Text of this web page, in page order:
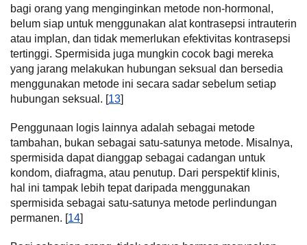
bagi orang yang menginginkan metode non-hormonal,
belum siap untuk menggunakan alat kontrasepsi intrauterin
atau implan, dan tidak memerlukan efektivitas kontrasepsi
tertinggi. Spermisida juga mungkin cocok bagi mereka
yang jarang melakukan hubungan seksual dan bersedia
menggunakan metode ini secara sadar sebelum setiap
hubungan seksual. [13]
Penggunaan logis lainnya adalah sebagai metode
tambahan, bukan sebagai satu-satunya metode. Misalnya,
spermisida dapat dianggap sebagai cadangan untuk
kondom, diafragma, atau penutup. Dari perspektif klinis,
hal ini tampak lebih tepat daripada menggunakan
spermisida sebagai satu-satunya metode perlindungan
permanen. [14]